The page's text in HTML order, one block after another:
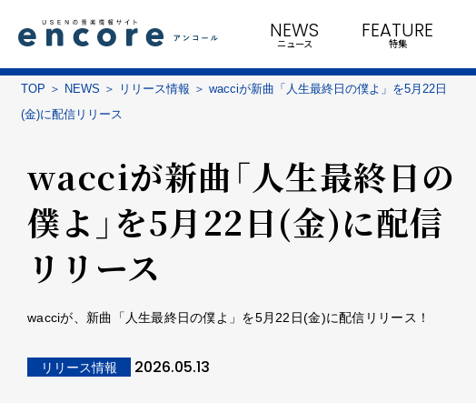
NEWS
ニュース
FEATURE
特集
TOP NEWS リリース情報
wacciが新曲「人生最終日の僕よ」を5月22日
(金)に配信リリース
wacciが新曲「人生最終日の
僕よ」を5月22日(金)に配信
リリース
wacciが、新曲「人生最終日の僕よ」を5月22日(金)に配信リリース！
リリース情報 2026.05.13